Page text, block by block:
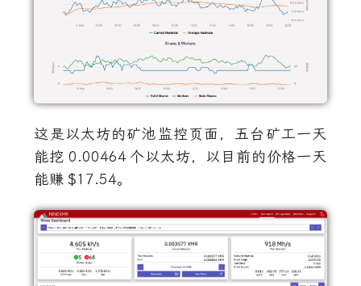
这是以太坊的矿池监控页面，五台矿工一天
能挖 0.00464 个以太坊，以目前的价格一天
能赚 $17.54。